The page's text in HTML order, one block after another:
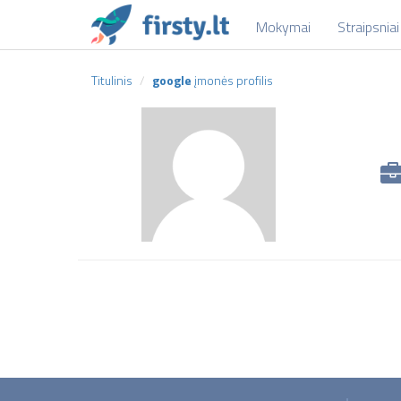
Mokymai Straipsniai
Titulinis google įmonės profilis